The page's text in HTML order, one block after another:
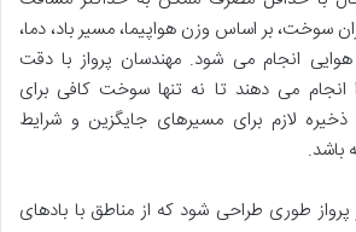
سوخت، بر اساس وزن هواپیما، مسیر باد، دما،
انجام می شود. مهندسان پرواز با دقت
انجام می دهند تا نه تنها سوخت کافی برای
لازم برای مسیرهای جایگزین و شرایط
باشد.
طوری طراحی شود که از مناطق با بادهای